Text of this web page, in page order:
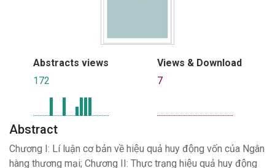
Abstracts views
172
Views & Download
7
Abstract
Chương I: Lí luận cơ bản về hiệu quả huy động vốn của Ngân
hàng thương mại; Chương II: Thực trạng hiệu quả huy động